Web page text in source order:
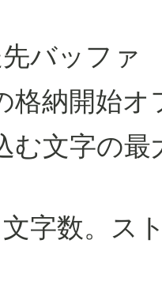
バッファ
納開始オ
文字の最
字数。ス